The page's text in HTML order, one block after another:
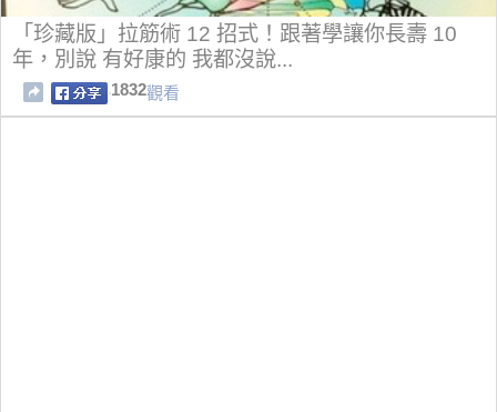
「珍藏版」拉筋術 12 招式！跟著學讓你長壽 10
年，別說 有好康的 我都沒說...
1832觀看